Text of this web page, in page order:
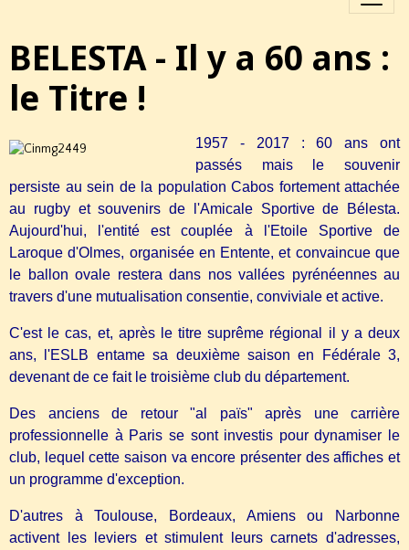
BELESTA - Il y a 60 ans :
le Titre !
1957 - 2017 : 60 ans ont
passés mais le souvenir
persiste au sein de la population Cabos fortement attachée
au rugby et souvenirs de l'Amicale Sportive de Bélesta.
Aujourd'hui, l'entité est couplée à l'Etoile Sportive de
Laroque d'Olmes, organisée en Entente, et convaincue que
le ballon ovale restera dans nos vallées pyrénéennes au
travers d'une mutualisation consentie, conviviale et active.
C'est le cas, et, après le titre suprême régional il y a deux
ans, l'ESLB entame sa deuxième saison en Fédérale 3,
devenant de ce fait le troisième club du département.
Des anciens de retour "al païs" après une carrière
professionnelle à Paris se sont investis pour dynamiser le
club, lequel cette saison va encore présenter des affiches et
un programme d'exception.
D'autres à Toulouse, Bordeaux, Amiens ou Narbonne
activent les leviers et stimulent leurs carnets d'adresses,